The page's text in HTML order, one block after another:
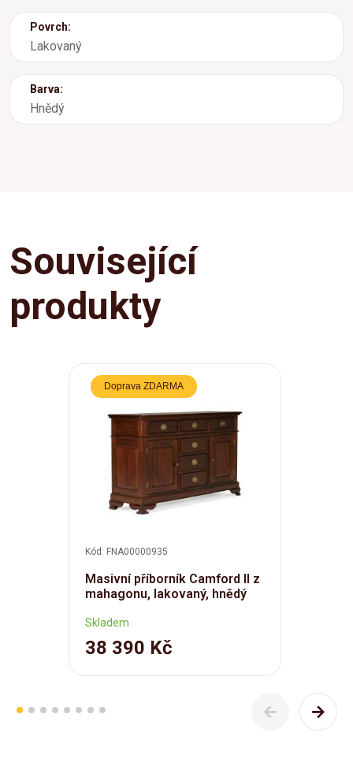
Povrch:
Lakovaný
Barva:
Hnědý
Související
produkty
Doprava ZDARMA
Kód: FNA00000935
Masivní příborník Camford II z
mahagonu, lakovaný, hnědý
Skladem
38 390 Kč